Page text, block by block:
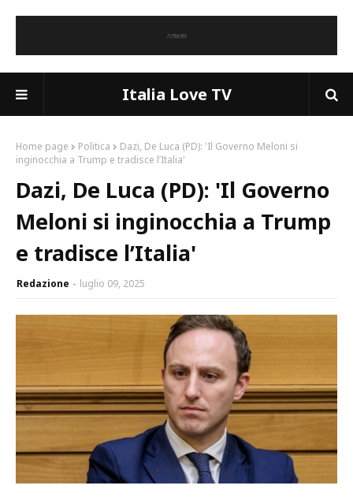
Italia Love TV
Home page Politica
Dazi, De Luca (PD): 'Il Governo Meloni si
inginocchia a Trump e tradisce l’Italia'
Dazi, De Luca (PD): 'Il Governo
Meloni si inginocchia a Trump
e tradisce l’Italia'
Redazione luglio 09, 2025